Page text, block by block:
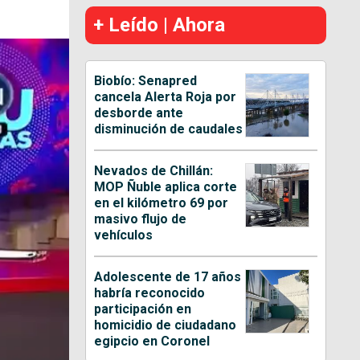
+ Leído | Ahora
Biobío: Senapred
cancela Alerta Roja por
desborde ante
disminución de caudales
Nevados de Chillán:
MOP Ñuble aplica corte
en el kilómetro 69 por
masivo flujo de
vehículos
Adolescente de 17 años
habría reconocido
participación en
homicidio de ciudadano
egipcio en Coronel